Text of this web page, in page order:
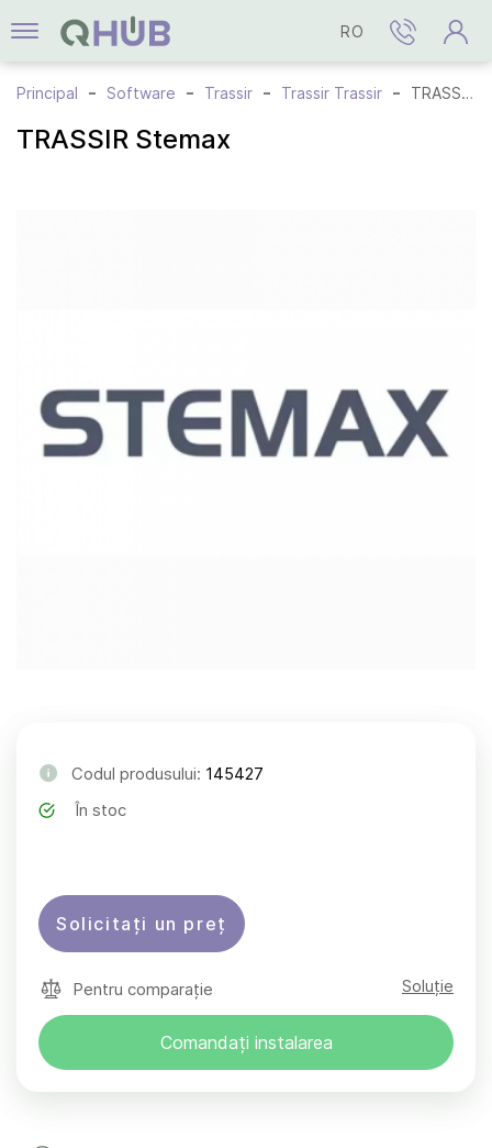
RO
Principal Software Trassir Trassir Trassir TRASSIR Stemax
TRASSIR Stemax
Codul produsului: 145427
În stoc
Solicitați un preț
Pentru comparație Soluție
Comandați instalarea